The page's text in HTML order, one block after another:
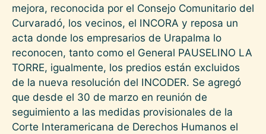
mejora, reconocida por el Consejo Comunitario del
Curvaradó, los vecinos, el INCORA y reposa un
acta donde los empresarios de Urapalma lo
reconocen, tanto como el General PAUSELINO LA
TORRE, igualmente, los predios están excluidos
de la nueva resolución del INCODER. Se agregó
que desde el 30 de marzo en reunión de
seguimiento a las medidas provisionales de la
Corte Interamericana de Derechos Humanos el